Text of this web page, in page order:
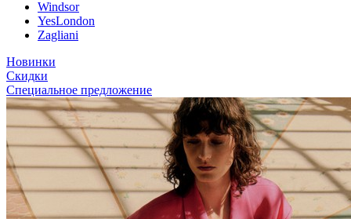
Windsor
YesLondon
Zagliani
Новинки
Скидки
Специальное предложение